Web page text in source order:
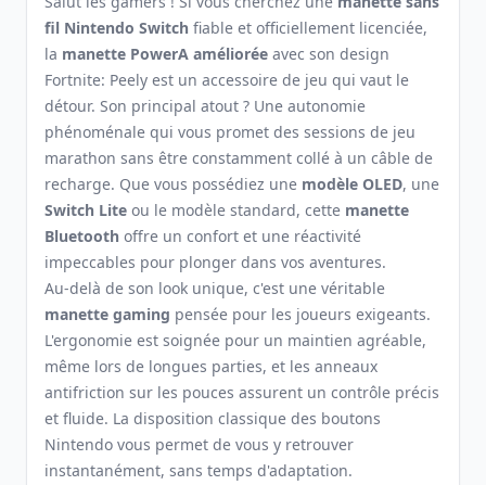
fil Nintendo Switch fiable et officiellement licenciée,
la manette PowerA améliorée avec son design
Fortnite: Peely est un accessoire de jeu qui vaut le
détour. Son principal atout ? Une autonomie
phénoménale qui vous promet des sessions de jeu
marathon sans être constamment collé à un câble de
recharge. Que vous possédiez une modèle OLED, une
Switch Lite ou le modèle standard, cette manette
Bluetooth offre un confort et une réactivité
impeccables pour plonger dans vos aventures.
Au-delà de son look unique, c'est une véritable
manette gaming pensée pour les joueurs exigeants.
L'ergonomie est soignée pour un maintien agréable,
même lors de longues parties, et les anneaux
antifriction sur les pouces assurent un contrôle précis
et fluide. La disposition classique des boutons
Nintendo vous permet de vous y retrouver
instantanément, sans temps d'adaptation.